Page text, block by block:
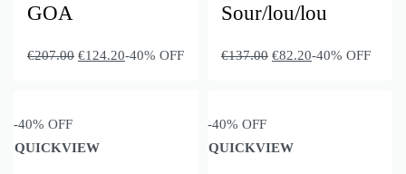
GOA
€207.00 €124.20-40% OFF
Sour/lou/lou
€137.00 €82.20-40% OFF
-40% OFF
QUICKVIEW
-40% OFF
QUICKVIEW